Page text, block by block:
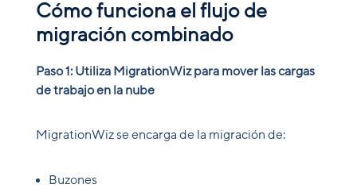
Cómo funciona el flujo de
migración combinado
Paso 1: Utiliza MigrationWiz para mover las cargas
de trabajo en la nube
MigrationWiz se encarga de la migración de:
Buzones